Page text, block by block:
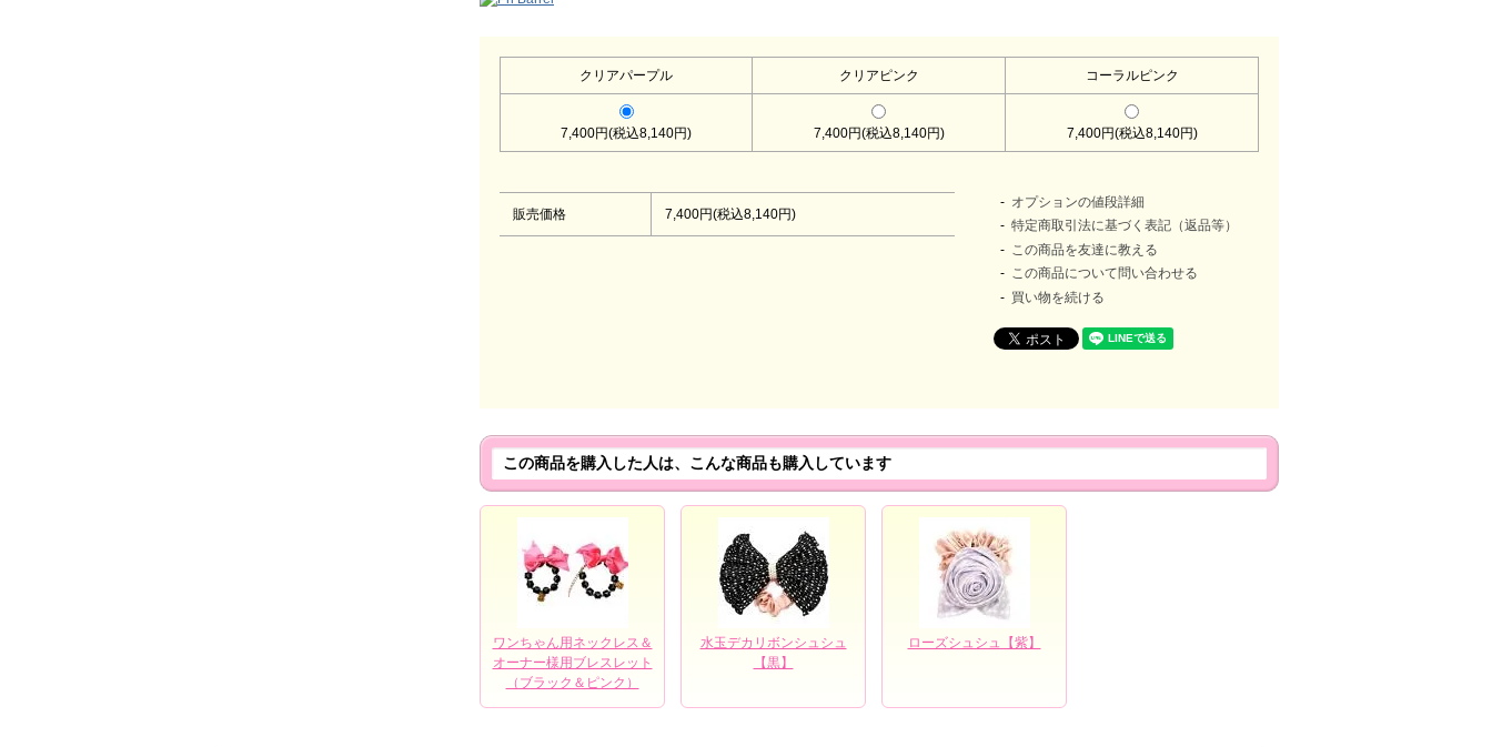
クリアパープル クリアピンク コーラルピンク
7,400円(税込8,140円) 7,400円(税込8,140円) 7,400円(税込8,140円)
販売価格 7,400円(税込8,140円)
オプションの値段詳細
特定商取引法に基づく表記（返品等）
この商品を友達に教える
この商品について問い合わせる
買い物を続ける
この商品を購入した人は、こんな商品も購入しています
ワンちゃん用ネックレス＆
オーナー様用ブレスレット
（ブラック＆ピンク）
水玉デカリボンシュシュ
【黒】
ローズシュシュ【紫】